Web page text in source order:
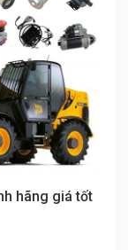
hãng giá tốt